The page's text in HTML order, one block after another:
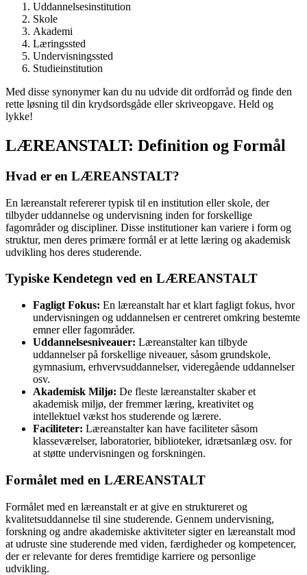
Uddannelsesinstitution
Skole
Akademi
Læringssted
Undervisningssted
Studieinstitution
Med disse synonymer kan du nu udvide dit ordforråd og finde den
rette løsning til din krydsordsgåde eller skriveopgave. Held og
lykke!
LÆREANSTALT: Definition og Formål
Hvad er en LÆREANSTALT?
En læreanstalt refererer typisk til en institution eller skole, der
tilbyder uddannelse og undervisning inden for forskellige
fagområder og discipliner. Disse institutioner kan variere i form og
struktur, men deres primære formål er at lette læring og akademisk
udvikling hos deres studerende.
Typiske Kendetegn ved en LÆREANSTALT
Fagligt Fokus: En læreanstalt har et klart fagligt fokus, hvor
undervisningen og uddannelsen er centreret omkring bestemte
emner eller fagområder.
Uddannelsesniveauer: Læreanstalter kan tilbyde
uddannelser på forskellige niveauer, såsom grundskole,
gymnasium, erhvervsuddannelser, videregående uddannelser
osv.
Akademisk Miljø: De fleste læreanstalter skaber et
akademisk miljø, der fremmer læring, kreativitet og
intellektuel vækst hos studerende og lærere.
Faciliteter: Læreanstalter kan have faciliteter såsom
klasseværelser, laboratorier, biblioteker, idrætsanlæg osv. for
at støtte undervisningen og forskningen.
Formålet med en LÆREANSTALT
Formålet med en læreanstalt er at give en struktureret og
kvalitetsuddannelse til sine studerende. Gennem undervisning,
forskning og andre akademiske aktiviteter sigter en læreanstalt mod
at udruste sine studerende med viden, færdigheder og kompetencer,
der er relevante for deres fremtidige karriere og personlige
udvikling.